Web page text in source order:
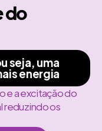
do
seja, uma
energia
e a excitação do
reduzindo os